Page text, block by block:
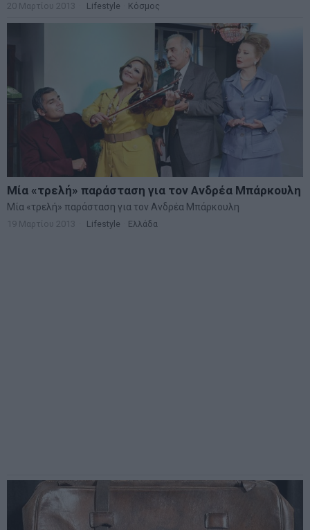
20 Μαρτίου 2013 Lifestyle Κόσμος
Μία «τρελή» παράσταση για τον Ανδρέα Μπάρκουλη
Μία «τρελή» παράσταση για τον Ανδρέα Μπάρκουλη
19 Μαρτίου 2013 Lifestyle Ελλάδα